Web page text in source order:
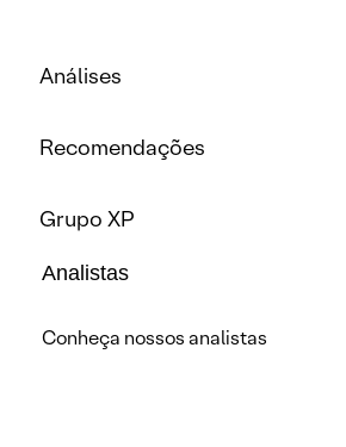
Análises
Recomendações
Grupo XP
Analistas
Conheça nossos analistas